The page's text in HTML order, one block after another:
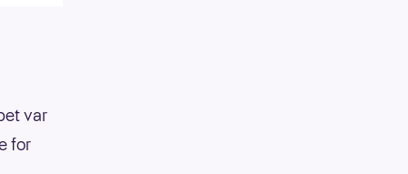
var
for